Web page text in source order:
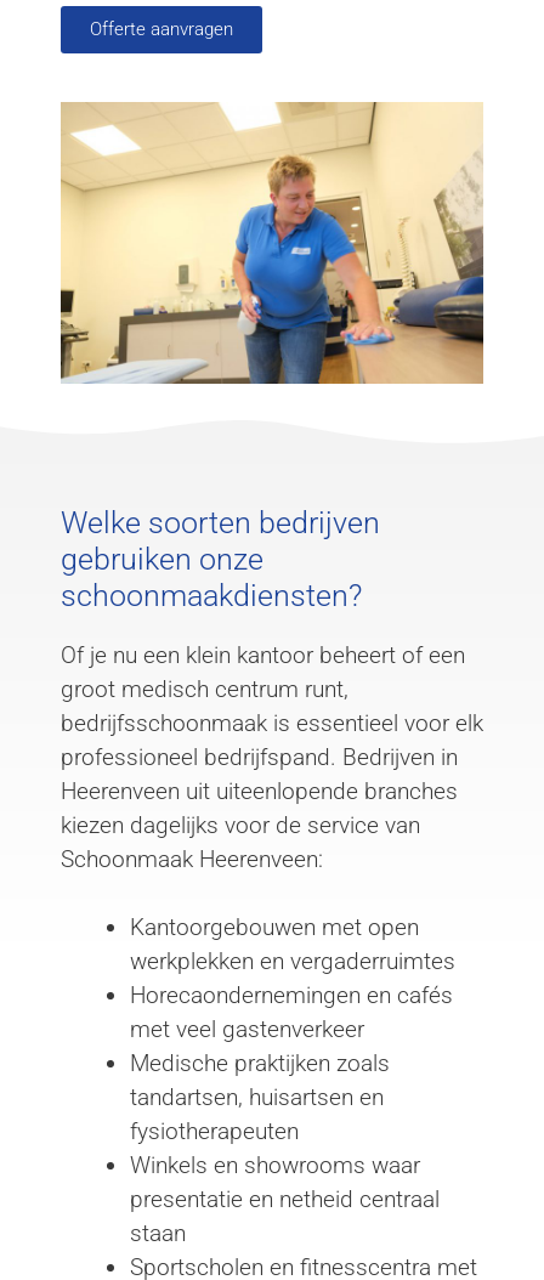
Offerte aanvragen
Welke soorten bedrijven
gebruiken onze
schoonmaakdiensten?
Of je nu een klein kantoor beheert of een
groot medisch centrum runt,
bedrijfsschoonmaak is essentieel voor elk
professioneel bedrijfspand. Bedrijven in
Heerenveen uit uiteenlopende branches
kiezen dagelijks voor de service van
Schoonmaak Heerenveen:
Kantoorgebouwen met open
werkplekken en vergaderruimtes
Horecaondernemingen en cafés
met veel gastenverkeer
Medische praktijken zoals
tandartsen, huisartsen en
fysiotherapeuten
Winkels en showrooms waar
presentatie en netheid centraal
staan
Sportscholen en fitnesscentra met